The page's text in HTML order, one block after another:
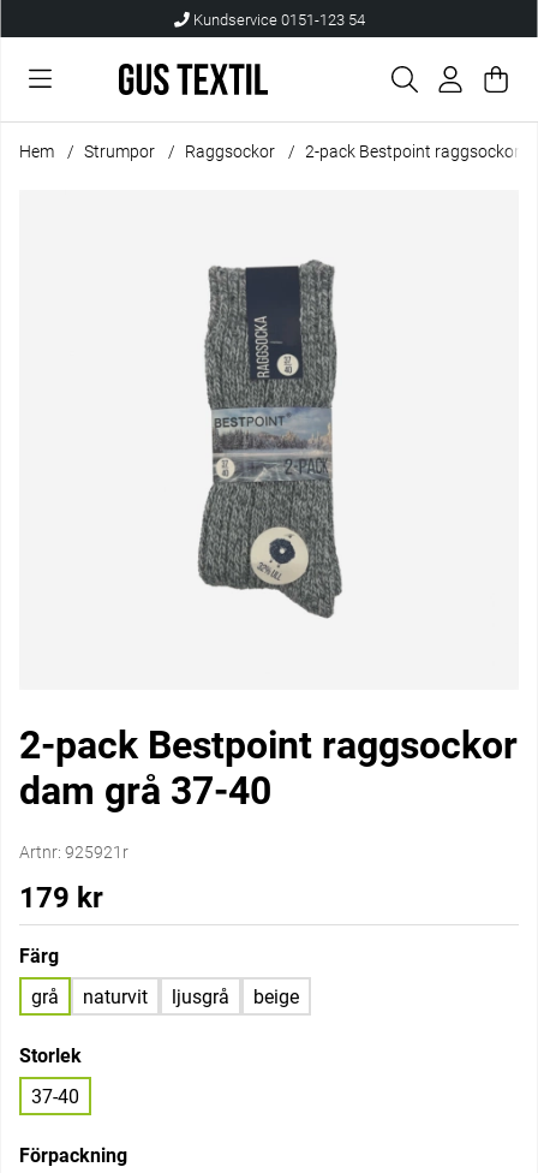
Kundservice 0151-123 54
.
Hem Strumpor Raggsockor 2-pack Bestpoint raggsockor
2-pack Bestpoint raggsockor
dam grå 37-40
Artnr: 925921r
179 kr
Färg
grå
naturvit ljusgrå beige
Storlek
37-40
Förpackning